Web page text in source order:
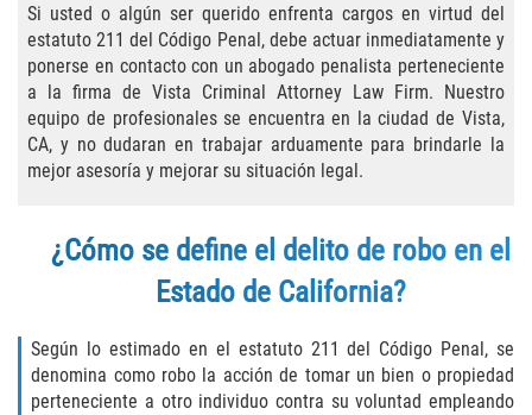
Asalto Simple
Agresión Contra un Agente del Orden
Público
Asuntos Posteriores a la Condena
Certificado de Rehabilitación
Libertad Condicional Bajo Palabra
Si usted o algún ser querido enfrenta cargos en virtud del
estatuto 211 del Código Penal, debe actuar inmediatamente y
ponerse en contacto con un abogado penalista perteneciente
a la firma de Vista Criminal Attorney Law Firm. Nuestro
equipo de profesionales se encuentra en la ciudad de Vista,
CA, y no dudaran en trabajar arduamente para brindarle la
mejor asesoría y mejorar su situación legal.
¿Cómo se define el delito de robo en el
Estado de California?
Según lo estimado en el estatuto 211 del Código Penal, se
denomina como robo la acción de tomar un bien o propiedad
perteneciente a otro individuo contra su voluntad empleando